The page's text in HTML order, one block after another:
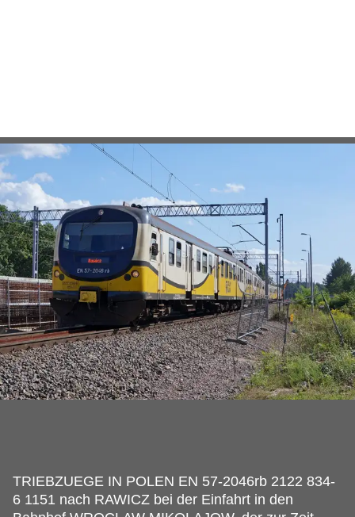
TRIEBZUEGE IN POLEN EN 57-2046rb 2122 834-
6 1151 nach RAWICZ bei der Einfahrt in den